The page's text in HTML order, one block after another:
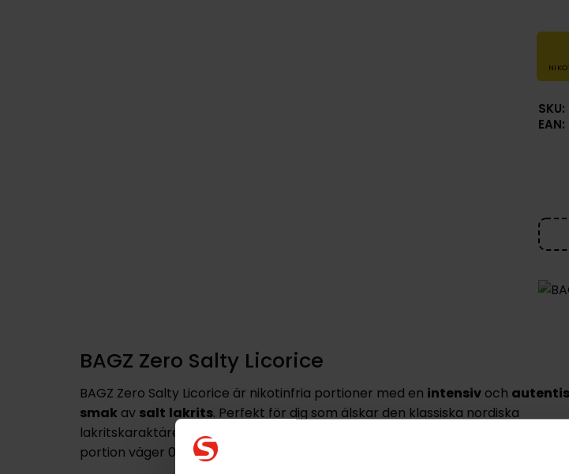
BAGZ Zero Salty Licorice
BAGZ Zero Salty Licorice är nikotinfria portioner med en intensivoch
smakav salt lakrits. Perfekt för dig som älskar den klassiska nordiska
lakritskaraktären. Dosan väger 14 gram och innehåller 22 portioner, där varje
portion väger 0,625 gram –